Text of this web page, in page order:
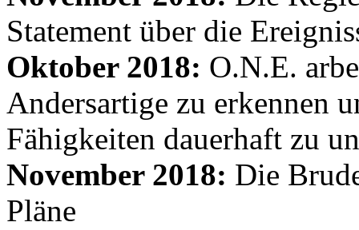
Statement über die
Oktober 2018: O.N.E.
Andersartige zu erkennen
Fähigkeiten dauerhaft zu
November 2018: Die
Pläne